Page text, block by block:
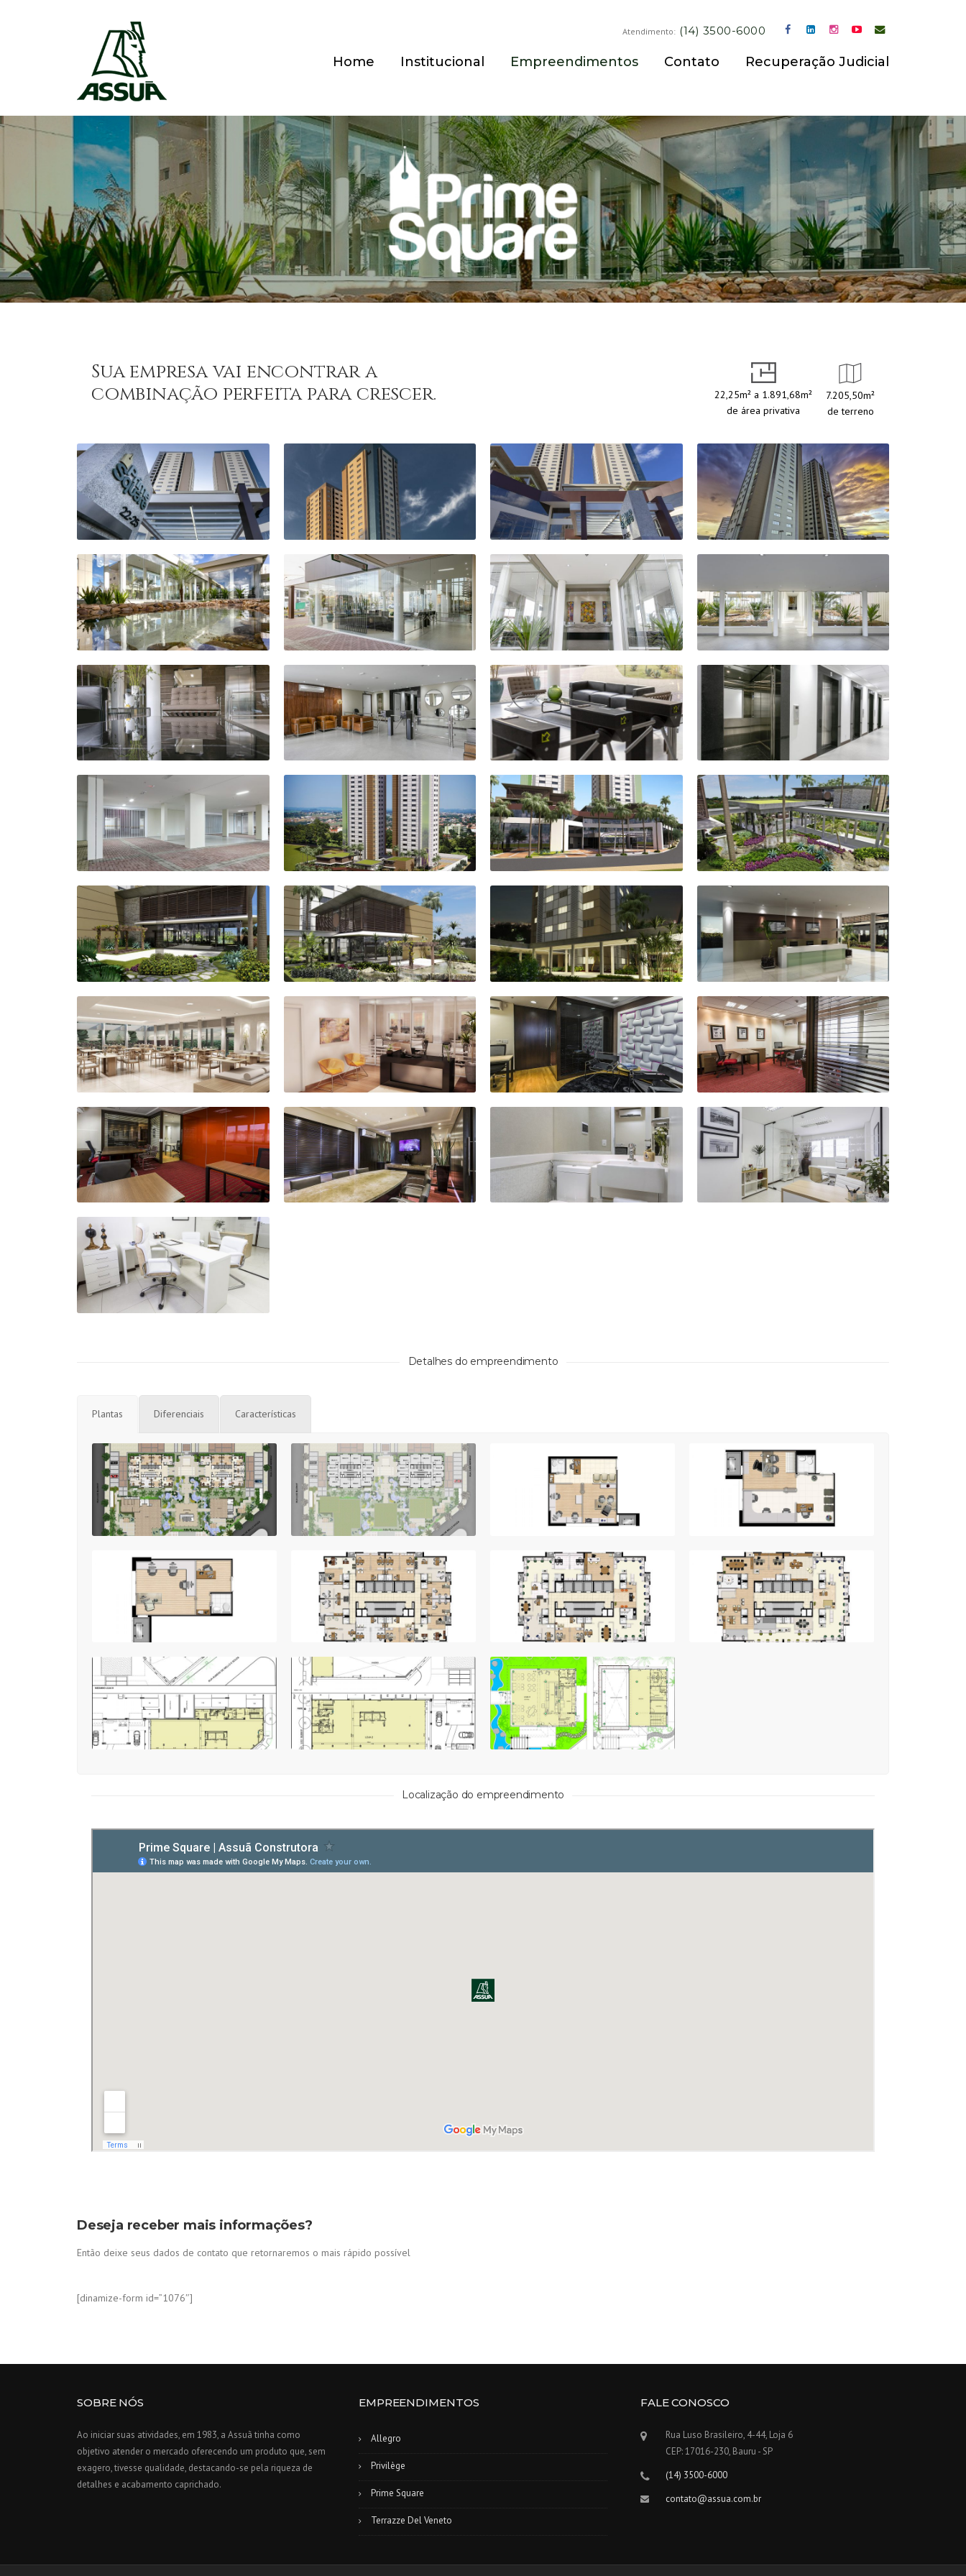
Atendimento: (14) 3500-6000
Home Institucional Empreendimentos Contato Recuperação Judicial
Sua empresa vai encontrar a
combinação perfeita para crescer.
22,25m² a 1.891,68m²
de área privativa
7.205,50m²
de terreno
Detalhes do empreendimento
Plantas Diferenciais Características
Localização do empreendimento
Deseja receber mais informações?
Então deixe seus dados de contato que retornaremos o mais rápido possível
[dinamize-form id=”1076″]
SOBRE NÓS
Ao iniciar suas atividades, em 1983, a Assuã tinha como
objetivo atender o mercado oferecendo um produto que, sem
exagero, tivesse qualidade, destacando-se pela riqueza de
detalhes e acabamento caprichado.
EMPREENDIMENTOS
Allegro
Privilège
Prime Square
Terrazze Del Veneto
FALE CONOSCO
Rua Luso Brasileiro, 4-44, Loja 6
CEP: 17016-230, Bauru - SP
(14) 3500-6000
contato@assua.com.br